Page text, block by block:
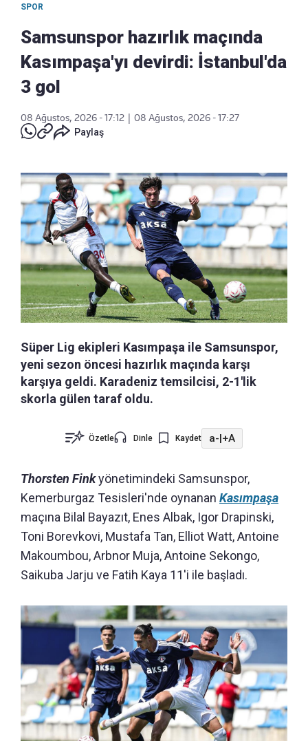
SPOR
Samsunspor hazırlık maçında
Kasımpaşa'yı devirdi: İstanbul'da
3 gol
08 Ağustos, 2026 - 17:12
08 Ağustos, 2026 - 17:27
Paylaş
Süper Lig ekipleri Kasımpaşa ile Samsunspor,
yeni sezon öncesi hazırlık maçında karşı
karşıya geldi. Karadeniz temsilcisi, 2-1'lik
skorla gülen taraf oldu.
Özetle Dinle Kaydet a-|+A
Thorsten Finkyönetimindeki Samsunspor,
Kemerburgaz Tesisleri'nde oynanan Kasımpaşa
maçına Bilal Bayazıt, Enes Albak, Igor Drapinski,
Toni Borevkovi, Mustafa Tan, Elliot Watt, Antoine
Makoumbou, Arbnor Muja, Antoine Sekongo,
Saikuba Jarju ve Fatih Kaya 11'i ile başladı.